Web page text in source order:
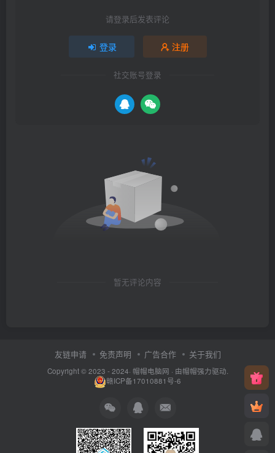
请登录后发表评论
登录 注册
社交账号登录
暂无评论内容
友链申请 免责声明 广告合作 关于我们
Copyright © 2023 - 2024· 帽帽电脑网 · 由帽帽强力驱动.
赣ICP备17010881号-6